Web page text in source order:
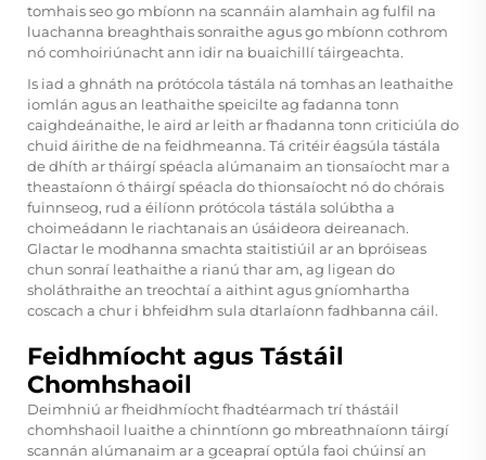
tomhais seo go mbíonn na scannáin alamhain ag fulfil na
luachanna breaghthais sonraithe agus go mbíonn cothrom
nó comhoiriúnacht ann idir na buaichillí táirgeachta.
Is iad a ghnáth na prótócola tástála ná tomhas an leathaithe
iomlán agus an leathaithe speicilte ag fadanna tonn
caighdeánaithe, le aird ar leith ar fhadanna tonn criticiúla do
chuid áirithe de na feidhmeanna. Tá critéir éagsúla tástála
de dhíth ar tháirgí spéacla alúmanaim an tionsaíocht mar a
theastaíonn ó tháirgí spéacla do thionsaíocht nó do chórais
fuinnseog, rud a éilíonn prótócola tástála solúbtha a
choimeádann le riachtanais an úsáideora deireanach.
Glactar le modhanna smachta staitistiúil ar an bpróiseas
chun sonraí leathaithe a rianú thar am, ag ligean do
sholáthraithe an treochtaí a aithint agus gníomhartha
coscach a chur i bhfeidhm sula dtarlaíonn fadhbanna cáil.
Feidhmíocht agus Tástáil
Chomhshaoil
Deimhniú ar fheidhmíocht fhadtéarmach trí thástáil
chomhshaoil luaithe a chinntíonn go mbreathnaíonn táirgí
scannán alúmanaim ar a gceapraí optúla faoi chúinsí an